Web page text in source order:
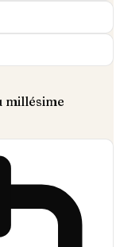
millésime